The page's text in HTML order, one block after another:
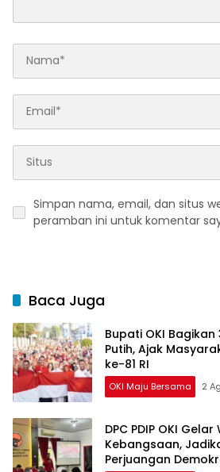
Simpan nama, email, dan situs
peramban ini untuk komentar
Baca Juga
Bupati OKI
Putih, Ajak
ke-81 RI
OKI Maju Bersama 2
DPC PDIP OKI
Kebangsaan,
Perjuangan